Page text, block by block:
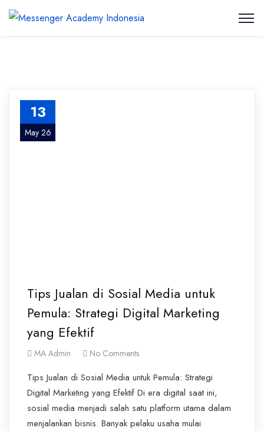
13
May 26
Tips Jualan di Sosial Media untuk
Pemula: Strategi Digital Marketing
yang Efektif
MA Admin No Comments
Tips Jualan di Sosial Media untuk Pemula: Strategi
Digital Marketing yang Efektif Di era digital saat ini,
sosial media menjadi salah satu platform utama dalam
menjalankan bisnis. Banyak pelaku usaha mulai